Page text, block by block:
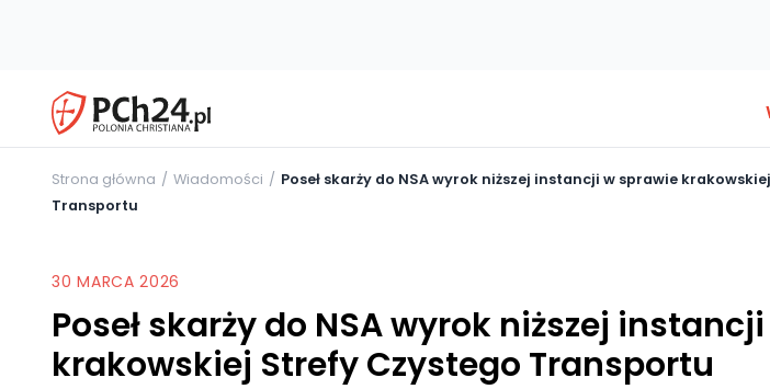
Strona główna Wiadomości
Poseł skarży do NSA wyrok niższej instancji w sprawie
Transportu
30 MARCA 2026
Poseł skarży do NSA wyrok niższej
krakowskiej Strefy Czystego Transportu